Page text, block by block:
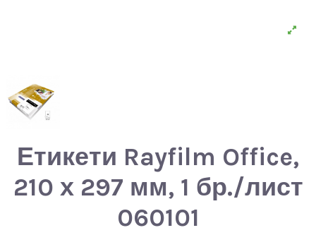
Етикети Rayfilm Office,
210 х 297 мм, 1 бр./лист
060101